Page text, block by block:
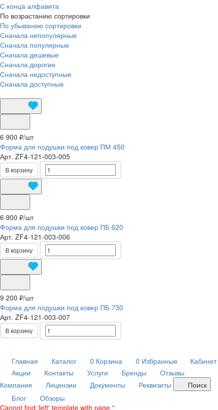
С конца алфавита
По возрастанию сортировки
По убыванию сортировки
Сначала непопулярные
Сначала популярные
Сначала дешевые
Сначала дорогие
Сначала недоступные
Сначала доступные
6 900 ₽/шт
Форма для подушки под ковер ПМ 450
Арт. ZF4-121-003-005
В корзину
6 900 ₽/шт
Форма для подушки под ковер ПБ 620
Арт. ZF4-121-003-006
В корзину
9 200 ₽/шт
Форма для подушки под ковер ПБ 730
Арт. ZF4-121-003-007
В корзину
Главная Каталог 0 Корзина 0 Избранные
Кабинет
Акции
Контакты Услуги Бренды
Отзывы
Компания
Лицензии Документы Реквизиты
Поиск
Блог
Обзоры
Cannot find 'left' template with page ''